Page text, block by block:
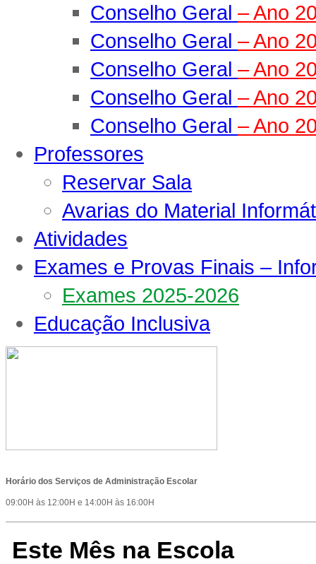
Conselho Geral – Ano
Conselho Geral – Ano
Conselho Geral – Ano
Conselho Geral – Ano
Conselho Geral – Ano
Professores
Reservar Sala
Avarias do Material
Atividades
Exames e Provas Finais –
Exames 2025-2026
Educação Inclusiva
Horário dos Serviços de Administração Escolar
09:00H às 12:00H e 14:00H às 16:00H
Este Mês na Escola